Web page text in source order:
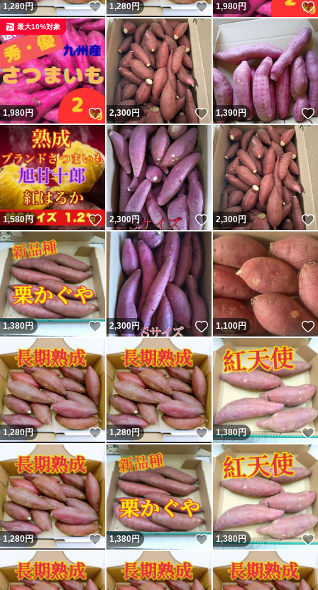
1,280円 いいね！
1,280円 いいね！
1,980円
1,980円 いいね！
最大10%対象
2,300円 いいね！
1,390円
1,580円 いいね！
2,300円 いいね！
2,300円
1,380円 いいね！
2,300円 いいね！
1,100円
1,280円 いいね！
1,280円 いいね！
1,380円
1,280円 いいね！
1,380円 いいね！
1,380円